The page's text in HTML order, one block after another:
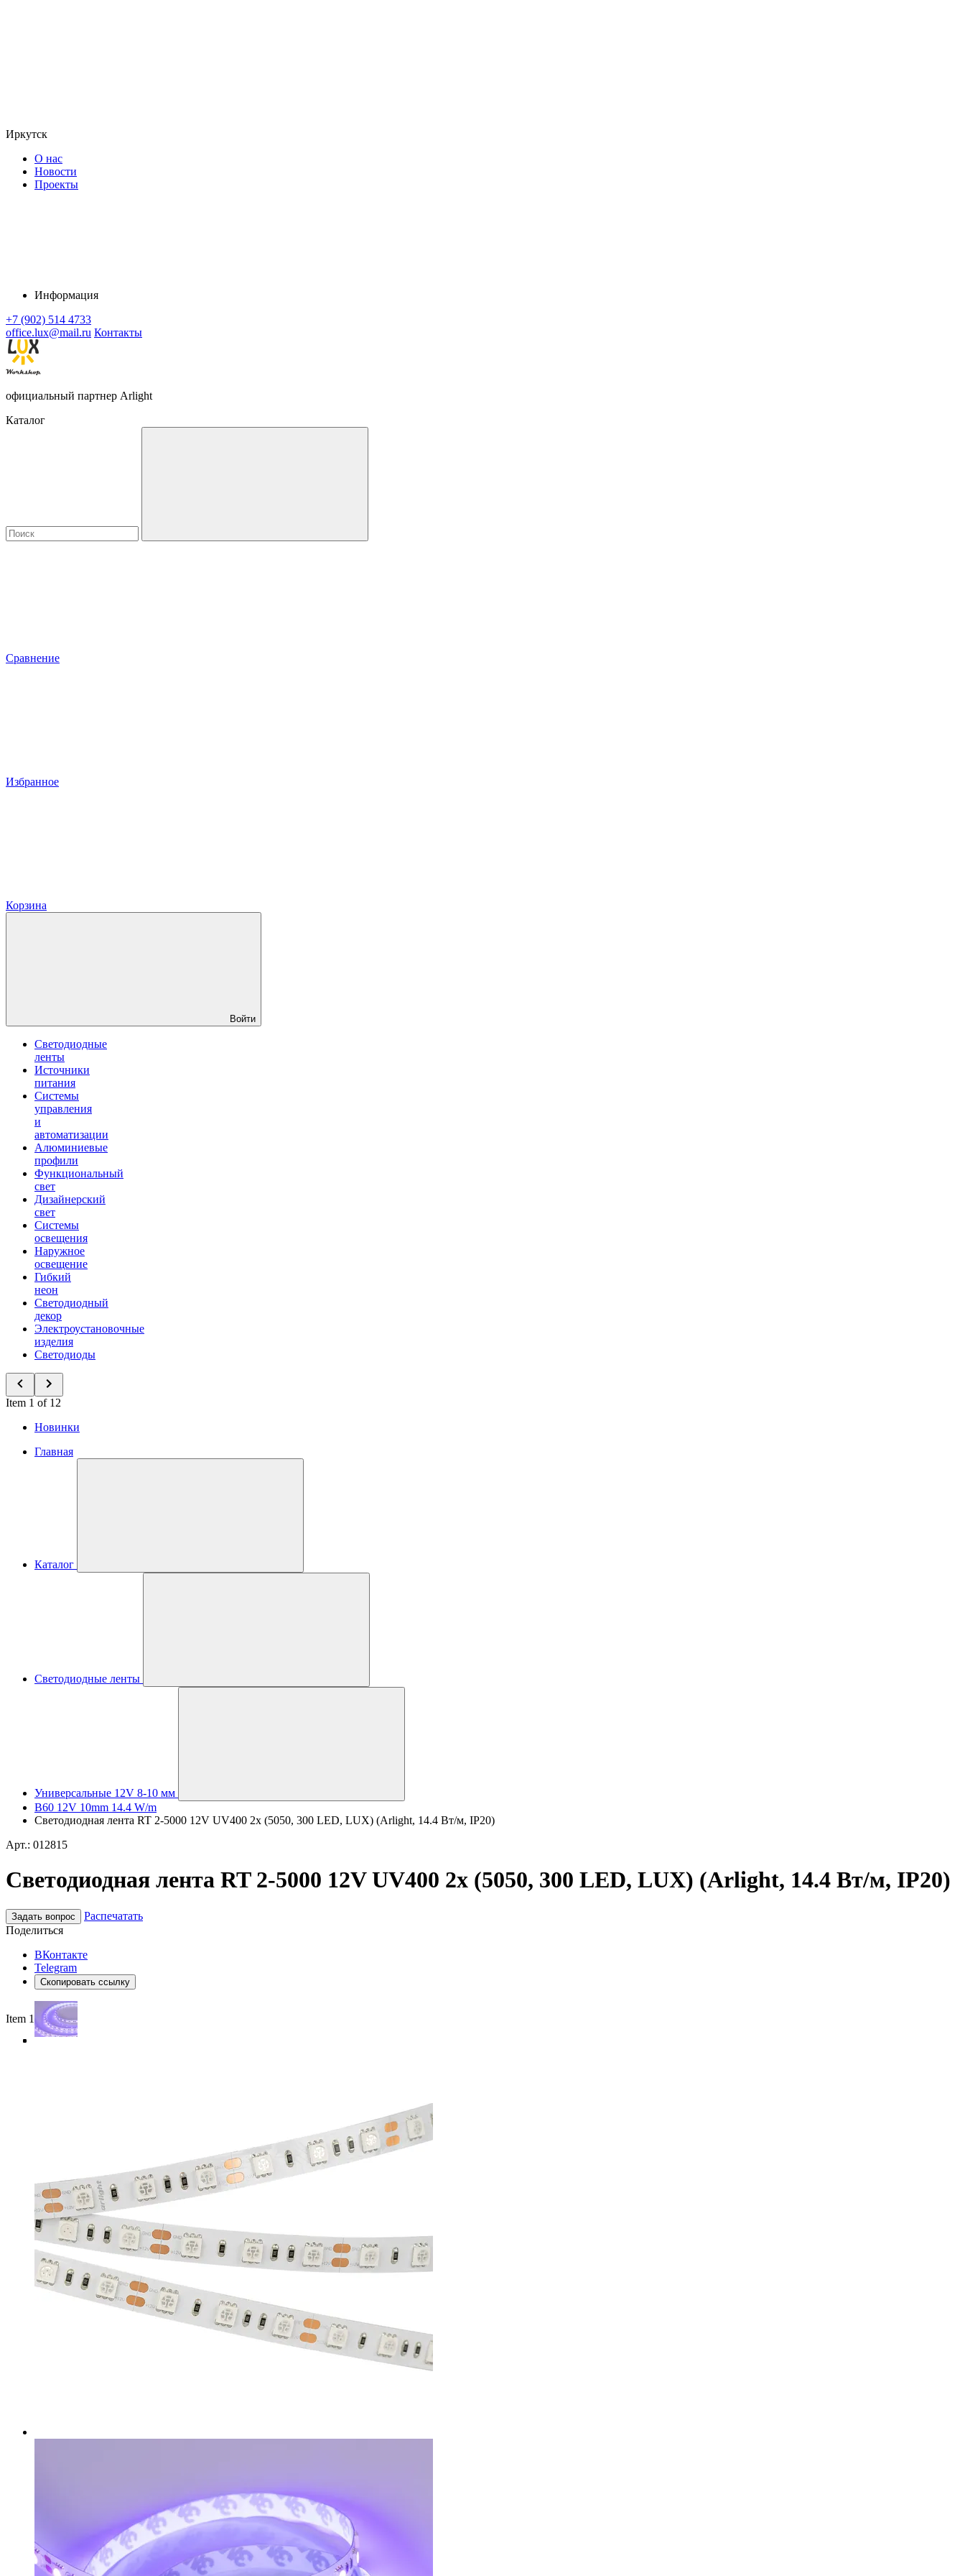
Иркутск
О нас
Новости
Проекты
Информация
+7 (902) 514 4733
office.lux@mail.ru Контакты
официальный партнер Arlight
Каталог
Сравнение
Избранное
Корзина
Войти
Светодиодные
ленты
Источники
питания
Системы
управления
и
автоматизации
Алюминиевые
профили
Функциональный
свет
Дизайнерский
свет
Системы
освещения
Наружное
освещение
Гибкий
неон
Светодиодный
декор
Электроустановочные
изделия
Светодиоды
Item 1 of 12
Новинки
Главная
Каталог
Светодиодные ленты
Универсальные 12V 8-10 мм
B60 12V 10mm 14.4 W/m
Светодиодная лента RT 2-5000 12V UV400 2x (5050, 300 LED, LUX) (Arlight, 14.4 Вт/м, IP20)
Арт.: 012815
Светодиодная лента RT 2-5000 12V UV400 2x (5050, 300 LED, LUX) (Arlight, 14.4 Вт/м, IP20)
Задать вопрос
Распечатать
Поделиться
ВКонтакте
Telegram
Скопировать ссылку
Item 1 of 4